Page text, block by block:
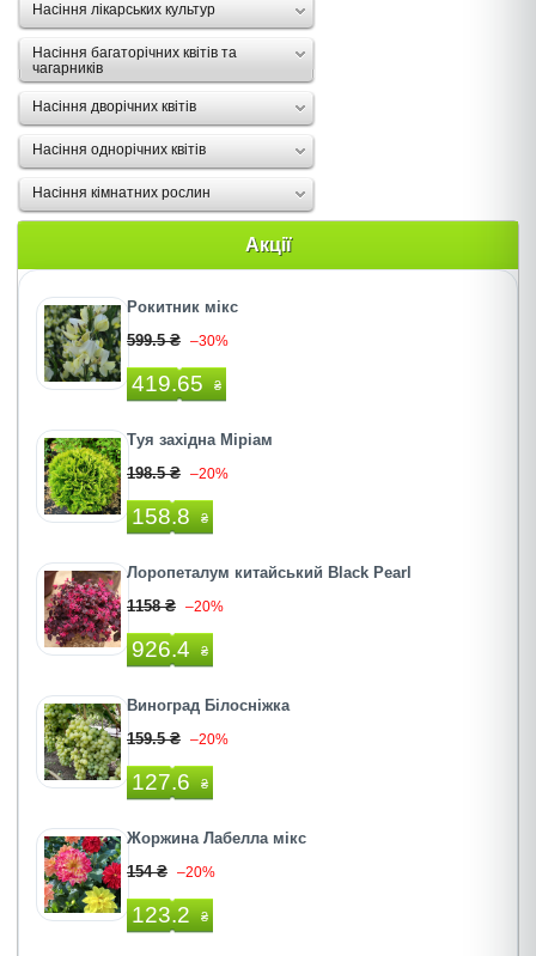
Насіння лікарських культур
Насіння багаторічних квітів та
чагарників
Насіння дворічних квітів
Насіння однорічних квітів
Насіння кімнатних рослин
Акції
Рокитник мікс
599.5 ₴ –30%
419.65 ₴
Туя західна Міріам
198.5 ₴ –20%
158.8 ₴
Лоропеталум китайський Black Pearl
1158 ₴ –20%
926.4 ₴
Виноград Білосніжка
159.5 ₴ –20%
127.6 ₴
Жоржина Лабелла мiкс
154 ₴ –20%
123.2 ₴